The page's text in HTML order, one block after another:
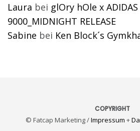
Laura bei glOry hOle x ADIDAS
9000_MIDNIGHT RELEASE
Sabine bei Ken Block´s
COPYRIGHT
© Fatcap Marketing /Impressum +